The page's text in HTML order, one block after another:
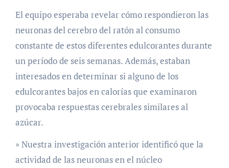
El equipo esperaba revelar cómo respondieron las
neuronas del cerebro del ratón al consumo
constante de estos diferentes edulcorantes durante
un período de seis semanas. Además, estaban
interesados ​​en determinar si alguno de los
edulcorantes bajos en calorías que examinaron
provocaba respuestas cerebrales similares al
azúcar.
» Nuestra investigación anterior identificó que la
actividad de las neuronas en el núcleo